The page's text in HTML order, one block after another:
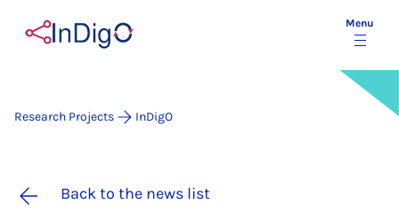
Menu
Research Projects InDigO
Back to the news list